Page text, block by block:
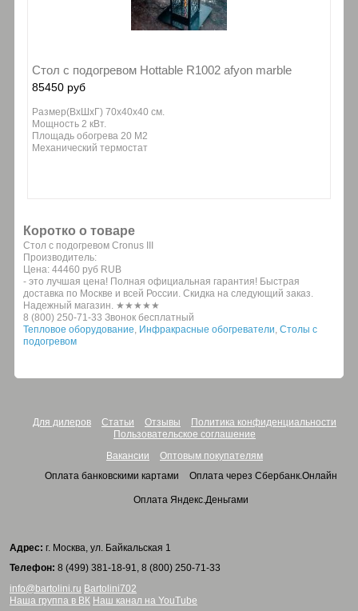
Стол с подогревом Hottable R1002 afyon marble
85450 руб
Размер(ВxШхГ) 70x40х40 см.
Мощность 2 кВт.
Площадь обогрева 20 М2
Механический термостат
Коротко о товаре
Стол с подогревом Cronus III
Производитель:
Цена: 44460 руб RUB
- это лучшая цена! Полная официальная гарантия! Быстрая
доставка по Москве и всей России. Скидка на следующий заказ.
Надежный магазин. ★★★★★
8 (800) 250-71-33 Звонок бесплатный
Тепловое оборудование Инфракрасные обогреватели Столы с
подогревом
Для дилеров Статьи Отзывы
Политика конфиденциальности
Пользовательское соглашение
Вакансии
Оптовым покупателям
Оплата банковскими картами
Оплата через Сбербанк.Онлайн
Оплата Яндекс.Деньгами
Адрес: г. Москва, ул. Байкальская 1
Телефон: 8 (499) 381-18-91, 8 (800) 250-71-33
info@bartolini.ru Bartolini702
Наша группа в ВК Наш канал на YouTube